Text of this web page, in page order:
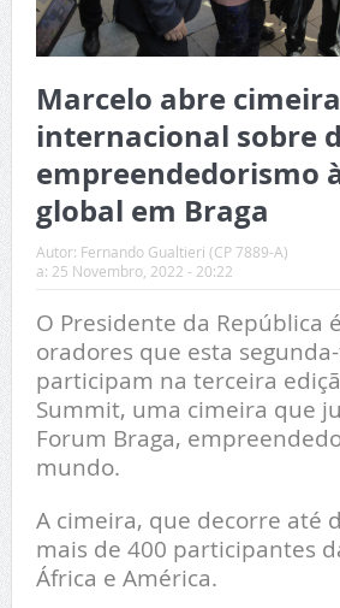
Marcelo abre cimeira
internacional sobre
empreendedorismo
global em Braga
Autor: Fernando Gualtieri (CP 7889-A)
a: 25 Novembro, 2022 - 20:22
O Presidente da República
oradores que esta
participam na terceira
Summit, uma cimeira que
Forum Braga,
mundo.
A cimeira, que decorre até
mais de 400 participantes
África e América.